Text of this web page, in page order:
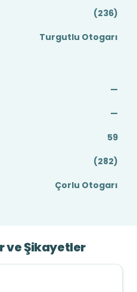
(236)
Turgutlu Otogarı
—
—
59
(282)
Çorlu Otogarı
ve Şikayetler